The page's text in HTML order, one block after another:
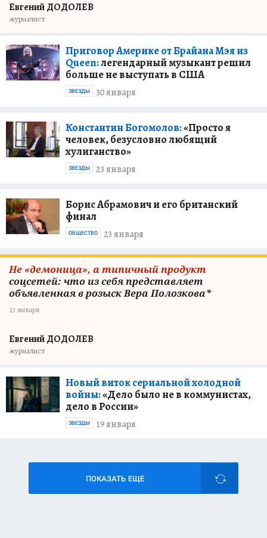
Евгений ДОДОЛЕВ
журналист
Приговор Америке от Брайана Мэя из
Queen:легендарный музыкант решил
больше не выступать в США
30 января
ЗВЕЗДЫ
Константин Богомолов:«Просто я
человек, безусловно любящий
хулиганство»
23 января
ЗВЕЗДЫ
Борис Абрамович и его британский
финал
23 января
ОБЩЕСТВО
Не «демоница», а типичный продукт
соцсетей: что из себя представляет
объявленная в розыск Вера Полозкова*
23 января
Евгений ДОДОЛЕВ
журналист
Новый виток сериальной холодной
войны:«Дело было не в коммунистах,
дело в России»
19 января
ЗВЕЗДЫ
ПОКАЗАТЬ ЕЩЕ